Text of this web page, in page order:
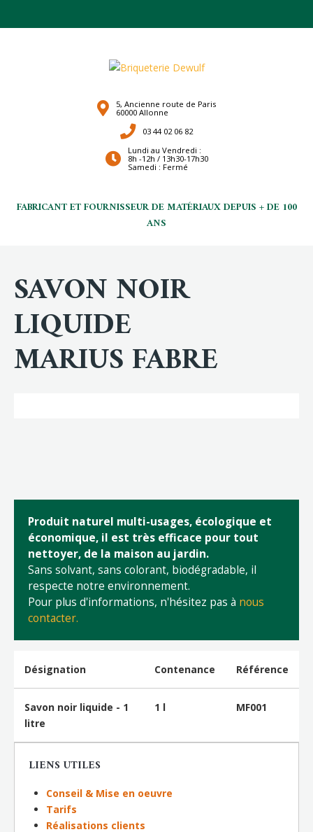
5, Ancienne route de Paris
60000 Allonne
03 44 02 06 82
Lundi au Vendredi :
8h -12h / 13h30-17h30
Samedi : Fermé
FABRICANT ET FOURNISSEUR DE MATÉRIAUX DEPUIS + DE 100
ANS
SAVON NOIR
LIQUIDE
MARIUS FABRE
Produit naturel multi-usages, écologique et
économique, il est très efficace pour tout
nettoyer, de la maison au jardin.
Sans solvant, sans colorant, biodégradable, il
respecte notre environnement.
Pour plus d'informations, n'hésitez pas à nous
contacter.
Désignation Contenance Référence
Savon noir liquide - 1
litre
1 l MF001
LIENS UTILES
Conseil & Mise en oeuvre
Tarifs
Réalisations clients